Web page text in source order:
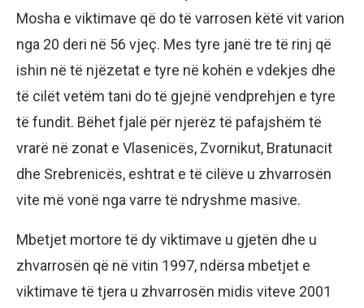
Mosha e viktimave që do të varrosen këtë vit varion
nga 20 deri në 56 vjeç. Mes tyre janë tre të rinj që
ishin në të njëzetat e tyre në kohën e vdekjes dhe
të cilët vetëm tani do të gjejnë vendprehjen e tyre
të fundit. Bëhet fjalë për njerëz të pafajshëm të
vrarë në zonat e Vlasenicës, Zvornikut, Bratunacit
dhe Srebrenicës, eshtrat e të cilëve u zhvarrosën
vite më vonë nga varre të ndryshme masive.
Mbetjet mortore të dy viktimave u gjetën dhe u
zhvarrosën që në vitin 1997, ndërsa mbetjet e
viktimave të tjera u zhvarrosën midis viteve 2001